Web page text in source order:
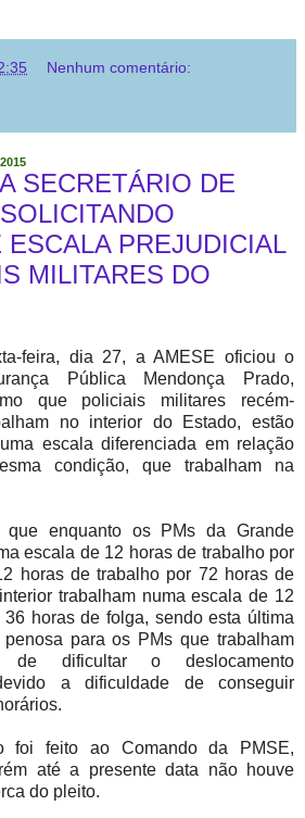
Nenhum comentário:
SECRETÁRIO DE
ESCALA PREJUDICIAL
MILITARES DO
feira, dia 27, a AMESE oficiou o
Pública Mendonça Prado,
que policiais militares recém-
no interior do Estado, estão
escala diferenciada em relação
condição, que trabalham na
enquanto os PMs da Grande
escala de 12 horas de trabalho por
horas de trabalho por 72 horas de
trabalham numa escala de 12
horas de folga, sendo esta última
penosa para os PMs que trabalham
dificultar o deslocamento
a dificuldade de conseguir
foi feito ao Comando da PMSE,
até a presente data não houve
do pleito.